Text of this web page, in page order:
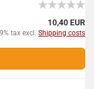
10,40 EUR
tax excl. Shipping costs